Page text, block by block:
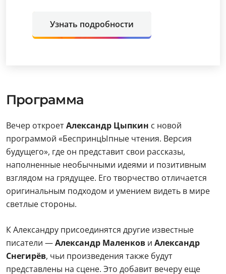
Узнать подробности
Программа
Вечер откроетАлександр Цыпкин с новой
программой «БеспринцЫпные чтения. Версия
будущего», где он представит свои рассказы,
наполненные необычными идеями и позитивным
взглядом на грядущее. Его творчество отличается
оригинальным подходом и умением видеть в мире
светлые стороны.
К Александру присоединятся другие известные
писатели —Александр Маленков и Александр
Снегирёв, чьи произведения также будут
представлены на сцене. Это добавит вечеру еще